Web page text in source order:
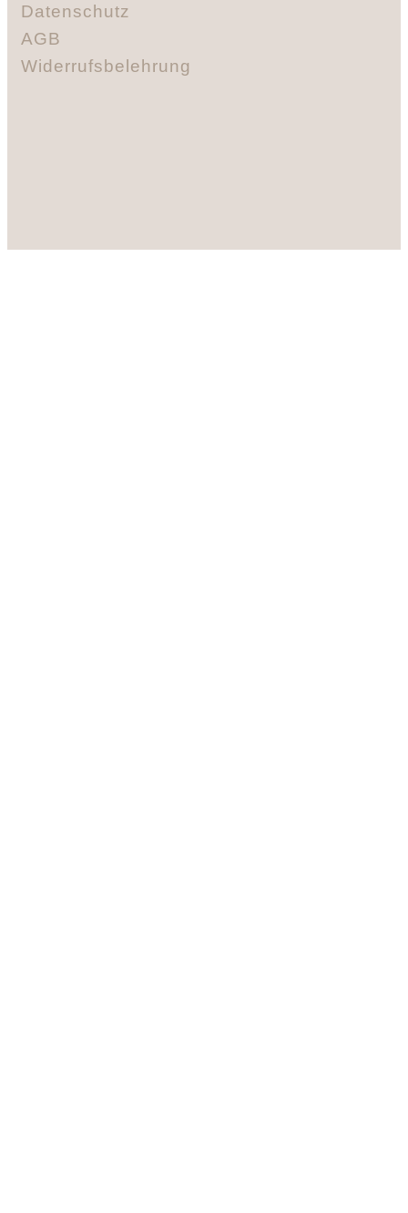
Datenschutz
AGB
Widerrufsbelehrung